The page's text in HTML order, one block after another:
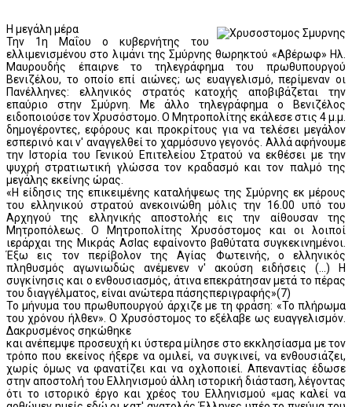
Η μεγάλη μέρα
Την 1η Μαΐου ο κυβερνήτης του
ελλιμενισμένου στο λιμάνι της Σμύρνης θωρηκτού «Αβέρωφ» Ηλ.
Μαυρουδής έπαιρνε το τηλεγράφημα του πρωθυπουργού
Βενιζέλου, το οποίο επί αιώνες; ως ευαγγελισμό, περίμεναν οι
Πανέλληνες: ελληνικός στρατός κατοχής αποβιβάζεται την
επαύριο στην Σμύρνη. Με άλλο τηλεγράφημα ο Βενιζέλος
ειδοποιούσε τον Χρυσόστομο. Ο Μητροπολίτης εκάλεσε στις 4 μ.μ.
δημογέροντες, εφόρους και προκρίτους για να τελέσει μεγάλον
εσπερινό και ν' αναγγελθεί το χαρμόσυνο γεγονός. Αλλά αφήνουμε
την Ιστορία του Γενικού Επιτελείου Στρατού να εκθέσει με την
ψυχρή στρατιωτική γλώσσα τον κραδασμό και τον παλμό της
μεγάλης εκείνης ώρας.
«Η είδησις της επικειμένης καταλήψεως της Σμύρνης εκ μέρους
του ελληνικού στρατού ανεκοινώθη μόλις την 16.00 υπό του
Αρχηγού της ελληνικής αποστολής εις την αίθουσαν της
Μητροπόλεως. Ο Μητροπολίτης Χρυσόστομος και οι λοιποί
ιεράρχαι της Μικράς Ασlας εφαίνοντο βαθύτατα συγκεκινημένοι.
Έξω εις τον περίβολον της Αγίας Φωτεινής, ο ελληνικός
πληθυσμός αγωνιωδώς ανέμενεν ν' ακούση ειδήσεις (...) Η
συγκίνησις και ο ενθουσιασμός, άτινα επεκράτησαν μετά το πέρας
του διαγγέλματος, είναι ανώτερα πάσηςπεριγραφής»(7)
Το μήνυμα του πρωθυπουργού άρχιζε με τη φράση: «Το πλήρωμα
του χρόνου ήλθεν». Ο Χρυσόστομος το εξέλαβε ως ευαγγελισμόν.
Δακρυσμένος σηκώθηκε
και ανέπεμψε προσευχή κι ύστερα μίλησε στο εκκλησίασμα με τον
τρόπο που εκείνος ήξερε να ομιλεί, να συγκινεί, να ενθουσιάζει,
χωρίς όμως να φανατίζει και να οχλοποιεί. Απεναντίας έδωσε
στην αποστολή του Ελληνισμού άλλη ιστορική διάσταση, λέγοντας
ότι το ιστορικό έργο και χρέος του Ελληνισμού «μας καλεί να